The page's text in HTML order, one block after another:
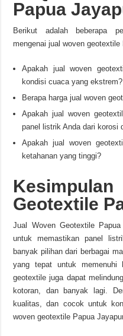
Papua
Berikut adalah beberapa
mengenai jual woven geotextile
Apakah jual woven
kondisi cuaca yang ekstrem?
Berapa harga jual woven
Apakah jual woven
panel listrik Anda dari korosi
Apakah jual woven
ketahanan yang tinggi?
Geotextile
Jual Woven Geotextile
untuk memastikan panel
banyak pilihan dari berbagai
yang tepat untuk memenuhi
geotextile juga dapat
kotoran, dan banyak lagi.
kualitas, dan cocok untuk
woven geotextile Papua